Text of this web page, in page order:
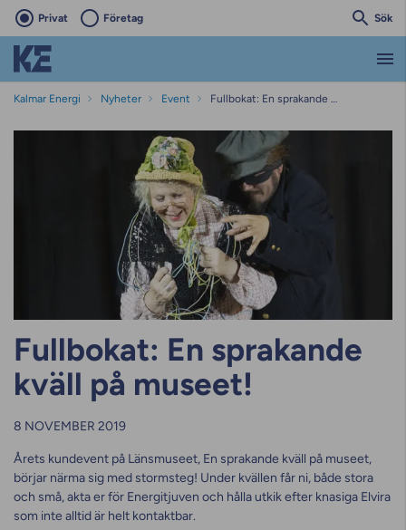
Privat Företag Sök
Kalmar Energi Nyheter Event Fullbokat: En sprakande kväll på museet!
Fullbokat: En sprakande
kväll på museet!
8 NOVEMBER 2019
Årets kundevent på Länsmuseet, En sprakande kväll på museet,
börjar närma sig med stormsteg! Under kvällen får ni, både stora
och små, akta er för Energitjuven och hålla utkik efter knasiga Elvira
som inte alltid är helt kontaktbar.